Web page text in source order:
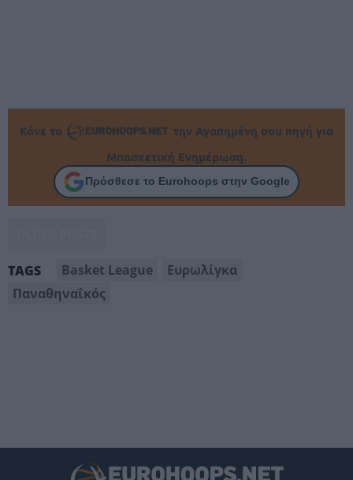
Κάνε το
την Αγαπημένη σου πηγή για
Μπασκετική Ενημέρωση.
Πρόσθεσε το Eurohoops στην Google
TAGS Basket League
Ευρωλίγκα
Παναθηναΐκός